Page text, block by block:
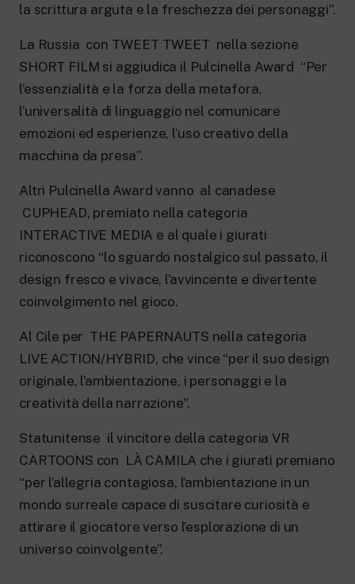
la scrittura arguta e la freschezza dei personaggi”.
La Russia con TWEET TWEET nella sezione
SHORT FILM si aggiudica il Pulcinella Award “Per
l’essenzialità e la forza della metafora,
l’universalità di linguaggio nel comunicare
emozioni ed esperienze, l’uso creativo della
macchina da presa”.
Altri Pulcinella Award vanno al canadese
CUPHEAD, premiato nella categoria
INTERACTIVE MEDIA e al quale i giurati
riconoscono “lo sguardo nostalgico sul passato, il
design fresco e vivace, l’avvincente e divertente
coinvolgimento nel gioco.
Al Cile per THE PAPERNAUTS nella categoria
LIVE ACTION/HYBRID, che vince “per il suo design
originale, l’ambientazione, i personaggi e la
creatività della narrazione”.
Statunitense il vincitore della categoria VR
CARTOONS con LÀ CAMILA che i giurati premiano
“per l’allegria contagiosa, l’ambientazione in un
mondo surreale capace di suscitare curiosità e
attirare il giocatore verso l’esplorazione di un
universo coinvolgente”.